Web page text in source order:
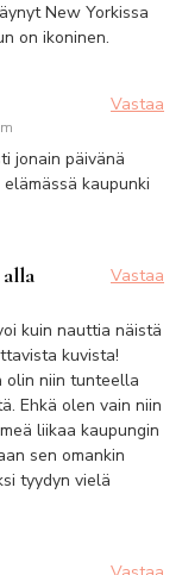
New Yorkissa
on ikoninen.
Vastaa
jonain päivänä
kaupunki
Vastaa
kuin nauttia näistä
kuvista!
olin niin tunteella
Ehkä olen vain niin
liikaa kaupungin
sen omankin
tyydyn vielä